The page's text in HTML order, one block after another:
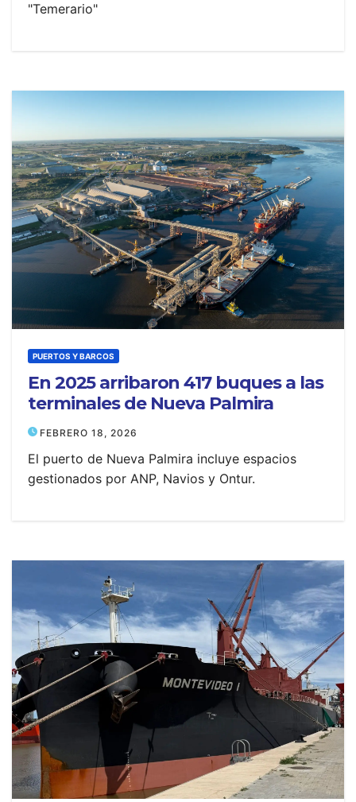
"Temerario"
PUERTOS Y BARCOS
En 2025 arribaron 417 buques a las
terminales de Nueva Palmira
FEBRERO 18, 2026
El puerto de Nueva Palmira incluye espacios
gestionados por ANP, Navios y Ontur.